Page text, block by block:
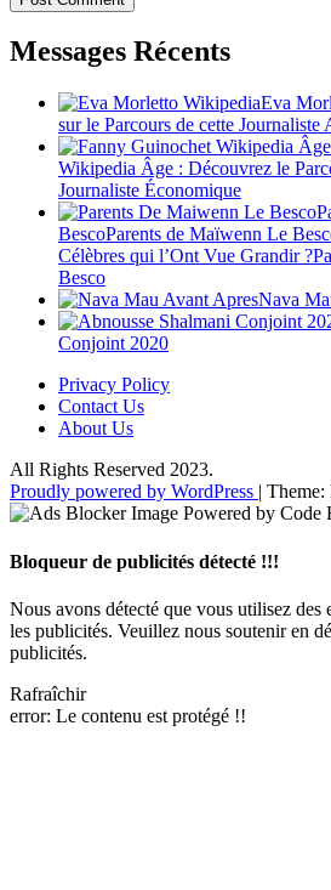
Messages Récents
Eva
sur le Parcours de cette Journaliste
Wikipedia Âge : Découvrez le
Journaliste Économique
BescoParents de Maïwenn Le
Célèbres qui l’Ont Vue Grandir
Besco
Nava
Conjoint 2020
Privacy Policy
Contact Us
About Us
All Rights Reserved 2023.
Proudly powered by WordPress | Theme:
Bloqueur de publicités détecté !!!
Nous avons détecté que vous utilisez des
les publicités. Veuillez nous soutenir en
publicités.
Rafraîchir
error: Le contenu est protégé !!